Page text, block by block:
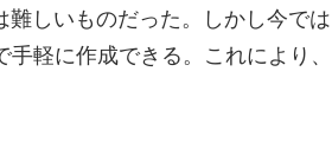
しいものだった。しかし今では
軽に作成できる。これにより、